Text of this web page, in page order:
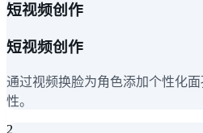
短视频创作
短视频创作
通过视频换脸为角色添加个性化
性。
2